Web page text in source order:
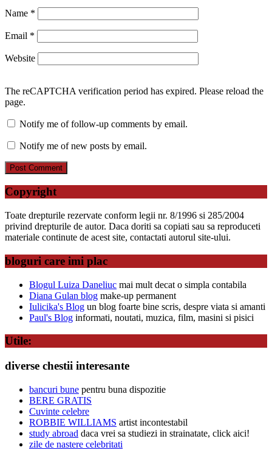
Name *
Email *
Website
The reCAPTCHA verification period has expired. Please reload the
page.
Notify me of follow-up comments by email.
Notify me of new posts by email.
Copyright
Toate drepturile rezervate conform legii nr. 8/1996 si 285/2004
privind drepturile de autor. Daca doriti sa copiati sau sa reproduceti
materiale continute de acest site, contactati autorul site-ului.
bloguri care imi plac
Blogul Luiza Daneliuc mai mult decat o simpla contabila
Diana Gulan blog make-up permanent
Iulicika's Blog un blog foarte bine scris, despre viata si amanti
Paul's Blog informati, noutati, muzica, film, masini si pisici
Utile:
diverse chestii interesante
bancuri bune pentru buna dispozitie
BERE GRATIS
Cuvinte celebre
ROBBIE WILLIAMS artist incontestabil
study abroad daca vrei sa studiezi in strainatate, click aici!
zile de nastere celebritati